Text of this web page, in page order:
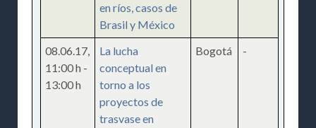
en ríos, casos de
Brasil y México
08.06.17,
11:00 h -
13:00 h
La lucha
conceptual en
torno a los
proyectos de
trasvase en
Bogotá -